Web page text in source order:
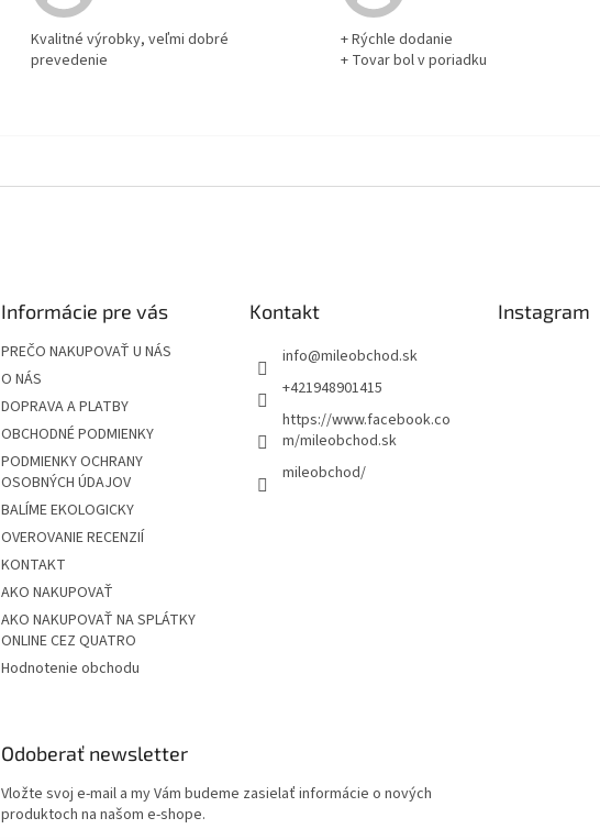
Kvalitné výrobky, veľmi dobré
prevedenie
+ Rýchle dodanie
+ Tovar bol v poriadku
Informácie pre vás
PREČO NAKUPOVAŤ U NÁS
O NÁS
DOPRAVA A PLATBY
OBCHODNÉ PODMIENKY
PODMIENKY OCHRANY
OSOBNÝCH ÚDAJOV
BALÍME EKOLOGICKY
OVEROVANIE RECENZIÍ
KONTAKT
AKO NAKUPOVAŤ
AKO NAKUPOVAŤ NA SPLÁTKY
ONLINE CEZ QUATRO
Hodnotenie obchodu
Kontakt
info@mileobchod.sk
+421948901415
https://www.facebook.co
m/mileobchod.sk
mileobchod/
Instagram
Odoberať newsletter
Vložte svoj e-mail a my Vám budeme zasielať informácie o nových
produktoch na našom e-shope.